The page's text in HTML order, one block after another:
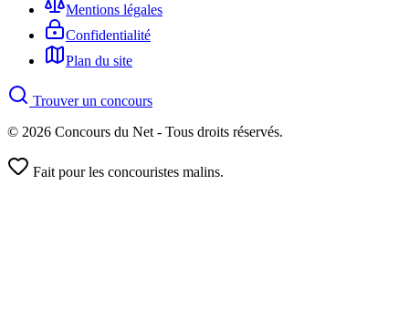
Mentions légales
Confidentialité
Plan du site
Trouver un concours
© 2026 Concours du Net - Tous droits réservés.
Fait pour les concouristes malins.